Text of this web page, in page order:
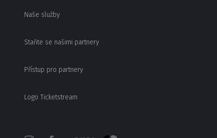
Naše služby
Staňte se našimi partnery
Přístup pro partnery
Logo Ticketstream